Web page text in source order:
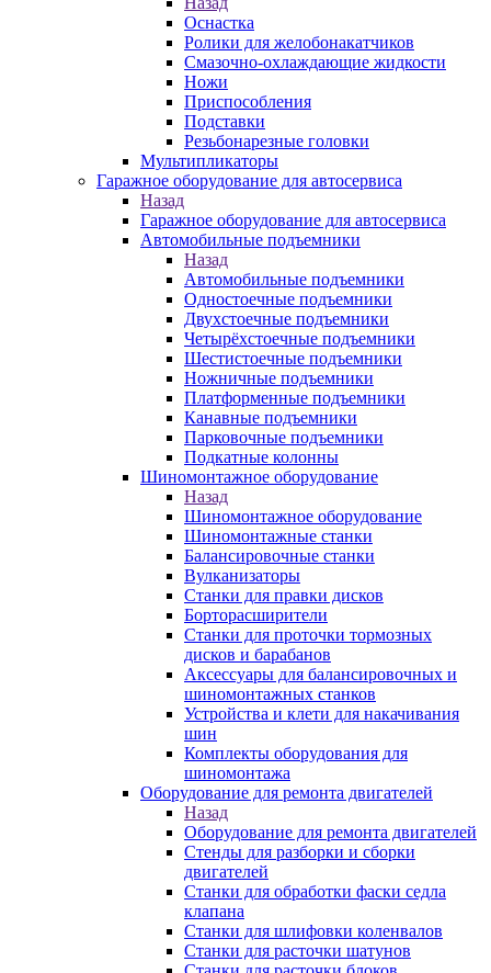
Оснастка
Ролики для желобонакатчиков
Смазочно-охлаждающие жидкости
Ножи
Приспособления
Подставки
Резьбонарезные головки
Мультипликаторы
Гаражное оборудование для автосервиса
Назад
Гаражное оборудование для автосервиса
Автомобильные подъемники
Назад
Автомобильные подъемники
Одностоечные подъемники
Двухстоечные подъемники
Четырёхстоечные подъемники
Шестистоечные подъемники
Ножничные подъемники
Платформенные подъемники
Канавные подъемники
Парковочные подъемники
Подкатные колонны
Шиномонтажное оборудование
Назад
Шиномонтажное оборудование
Шиномонтажные станки
Балансировочные станки
Вулканизаторы
Станки для правки дисков
Борторасширители
Станки для проточки тормозных
дисков и барабанов
Аксессуары для балансировочных и
шиномонтажных станков
Устройства и клети для накачивания
шин
Комплекты оборудования для
шиномонтажа
Оборудование для ремонта двигателей
Назад
Оборудование для ремонта двигателей
Стенды для разборки и сборки
двигателей
Станки для обработки фаски седла
клапана
Станки для шлифовки коленвалов
Станки для расточки шатунов